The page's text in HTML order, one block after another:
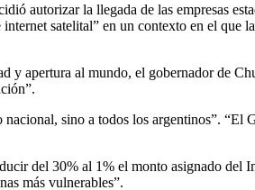
autorizar la llegada de las empresas
satelital” en un contexto en el
y apertura al mundo, el gobernador de
sino a todos los argentinos”.
del 30% al 1% el monto asignado del
más vulnerables”.